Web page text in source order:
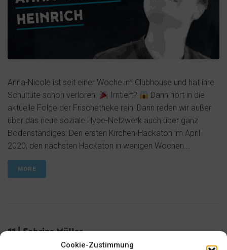
Cookie-Zustimmung
Anna-Nicole ist seit einer Woche im Clubhouse und hat ihre
Schultüte schon verloren.
Irritiert?
Dann hört in die
aktuelle Folge der Frischetheke rein! Darin reden wir außer
über das neue soziale Hype-Netzwerk auch über ganz
Bodenständiges: Den ersten Kirchen-Hackaton im April
2020, den nächsten Hackaton in wenigen Wochen...
MORE
11 | Sabrina Müller